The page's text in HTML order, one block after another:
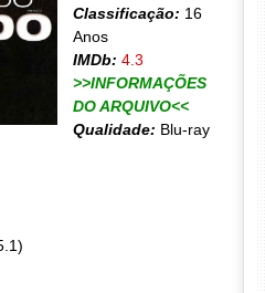
Classificação: 16
Anos
IMDb: 4.3
>>INFORMAÇÕES
DO ARQUIVO<<
Qualidade: Blu-ray